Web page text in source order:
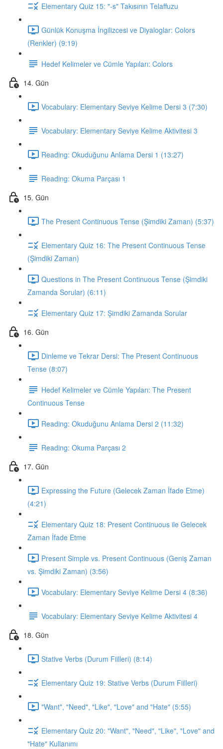
Elementary Quiz 15: "-s" Takısının Telaffuzu
Günlük Konuşma İngilizcesi ve Diyaloglar: Colors
(Renkler) (9:19)
Hedef Kelimeler ve Cümle Yapıları: Colors
14. Gün
Vocabulary: Elementary Seviye Kelime Dersi 3 (7:30)
Vocabulary: Elementary Seviye Kelime Aktivitesi 3
Reading: Okuduğunu Anlama Dersi 1 (13:27)
Reading: Okuma Parçası 1
15. Gün
The Present Continuous Tense (Şimdiki Zaman) (5:37)
Elementary Quiz 16: The Present Continuous Tense
(Şimdiki Zaman)
Questions in The Present Continuous Tense (Şimdiki
Zamanda Sorular) (6:11)
Elementary Quiz 17: Şimdiki Zamanda Sorular
16. Gün
Dinleme ve Tekrar Dersi: The Present Continuous
Tense (8:07)
Hedef Kelimeler ve Cümle Yapıları: The Present
Continuous Tense
Reading: Okuduğunu Anlama Dersi 2 (11:32)
Reading: Okuma Parçası 2
17. Gün
Expressing the Future (Gelecek Zaman İfade Etme)
(4:21)
Elementary Quiz 18: Present Continuous ile Gelecek
Zaman İfade Etme
Present Simple vs. Present Continuous (Geniş Zaman
vs. Şimdiki Zaman) (3:56)
Vocabulary: Elementary Seviye Kelime Dersi 4 (8:36)
Vocabulary: Elementary Seviye Kelime Aktivitesi 4
18. Gün
Stative Verbs (Durum Fiilleri) (8:14)
Elementary Quiz 19: Stative Verbs (Durum Fiilleri)
"Want", "Need", "Like", "Love" and "Hate" (5:55)
Elementary Quiz 20: "Want", "Need", "Like", "Love" and
"Hate" Kullanımı